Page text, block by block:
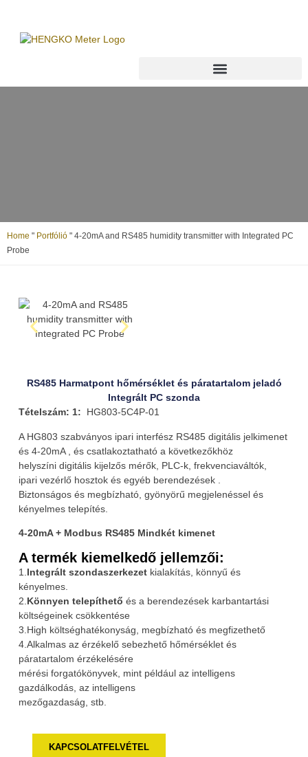
Home " Portfólió " 4-20mA and RS485 humidity transmitter with Integrated PC
Probe
RS485 Harmatpont hőmérséklet és páratartalom jeladó
Integrált PC szonda
Tételszám: 1:
HG803-5C4P-01
A HG803 szabványos ipari interfész RS485 digitális jelkimenet
és 4-20mA , és csatlakoztatható a következőkhöz
helyszíni digitális kijelzős mérők, PLC-k, frekvenciaváltók,
ipari vezérlő hosztok és egyéb berendezések .
Biztonságos és megbízható, gyönyörű megjelenéssel és
kényelmes telepítés.
4-20mA + Modbus RS485 Mindkét kimenet
A termék kiemelkedő jellemzői:
1.Integrált szondaszerkezetkialakítás, könnyű és
kényelmes.
2.Könnyen telepíthető és a berendezések karbantartási
költségeinek csökkentése
3.High költséghatékonyság, megbízható és megfizethető
4.Alkalmas az érzékelő sebezhető hőmérséklet és
páratartalom érzékelésére
mérési forgatókönyvek, mint például az intelligens
gazdálkodás, az intelligens
mezőgazdaság, stb.
KAPCSOLATFELVÉTEL